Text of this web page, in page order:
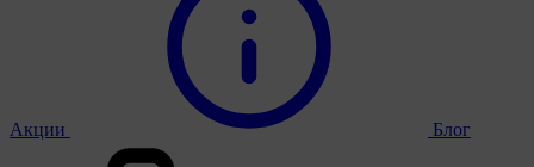
Акции Блог